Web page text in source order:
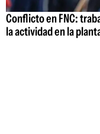
Conflicto en FNC:
la actividad en la